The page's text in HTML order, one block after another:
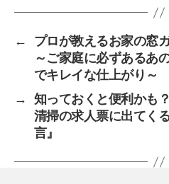
←
プロが教えるお家の窓
～ご家庭に必ずあるあ
でキレイな仕上がり～
→
知っておくと便利かも
清掃の求人票に出てく
言』